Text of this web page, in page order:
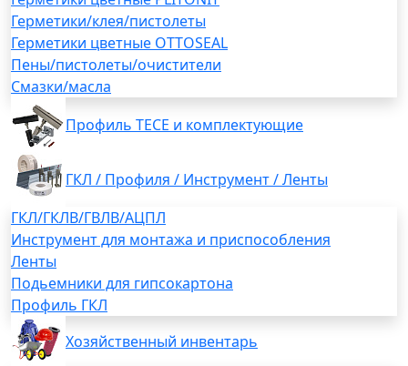
Герметики/клея/пистолеты
Герметики цветные OTTOSEAL
Пены/пистолеты/очистители
Смазки/масла
Профиль TECE и комплектующие
ГКЛ / Профиля / Инструмент / Ленты
ГКЛ/ГКЛВ/ГВЛВ/АЦПЛ
Инструмент для монтажа и приспособления
Ленты
Подьемники для гипсокартона
Профиль ГКЛ
Хозяйственный инвентарь